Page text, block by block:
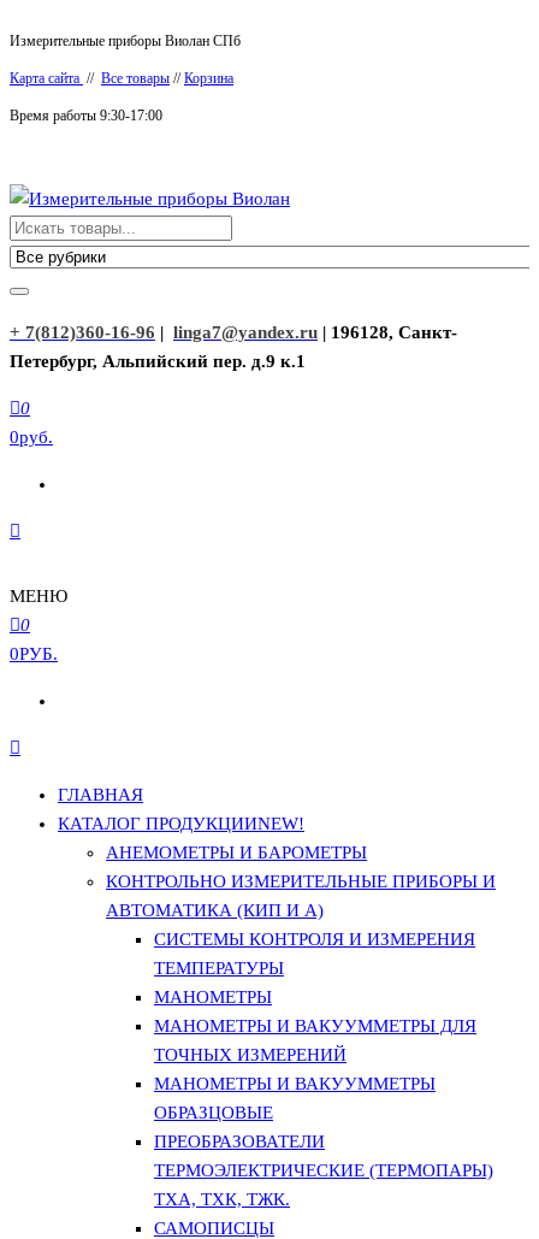
к
содержимому
Измерительные приборы Виолан СПб
Карта сайта // Все товары //Корзина
Время работы 9:30-17:00
Измерительные приборы Виолан
+ 7(812)360-16-96 | linga7@yandex.ru | 196128, Санкт-
Петербург, Альпийский пер. д.9 к.1
0
0руб.
МЕНЮ
0
0РУБ.
ГЛАВНАЯ
КАТАЛОГ ПРОДУКЦИИNEW!
АНЕМОМЕТРЫ И БАРОМЕТРЫ
КОНТРОЛЬНО ИЗМЕРИТЕЛЬНЫЕ ПРИБОРЫ И
АВТОМАТИКА (КИП И А)
СИСТЕМЫ КОНТРОЛЯ И ИЗМЕРЕНИЯ
ТЕМПЕРАТУРЫ
МАНОМЕТРЫ
МАНОМЕТРЫ И ВАКУУММЕТРЫ ДЛЯ
ТОЧНЫХ ИЗМЕРЕНИЙ
МАНОМЕТРЫ И ВАКУУММЕТРЫ
ОБРАЗЦОВЫЕ
ПРЕОБРАЗОВАТЕЛИ
ТЕРМОЭЛЕКТРИЧЕСКИЕ (ТЕРМОПАРЫ)
ТХА, ТХК, ТЖК.
САМОПИСЦЫ